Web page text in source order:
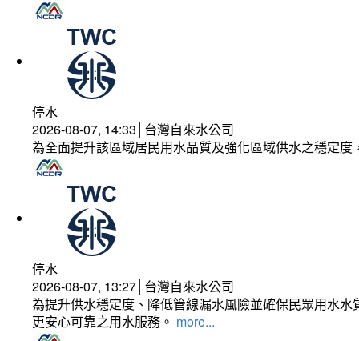
停水
2026-08-07, 14:33│台灣自來水公司
為全面提升該區域居民用水品質及強化區域供水之穩定
停水
2026-08-07, 13:27│台灣自來水公司
為提升供水穩定度、降低管線漏水風險並確保民眾用水
更安心可靠之用水服務。 more...